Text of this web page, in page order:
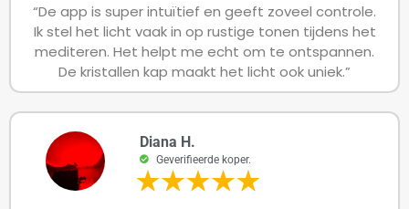
“De app is super intuïtief en geeft zoveel controle.
Ik stel het licht vaak in op rustige tonen tijdens het
mediteren. Het helpt me echt om te ontspannen.
De kristallen kap maakt het licht ook uniek.”
Diana H.
Geverifieerde koper.